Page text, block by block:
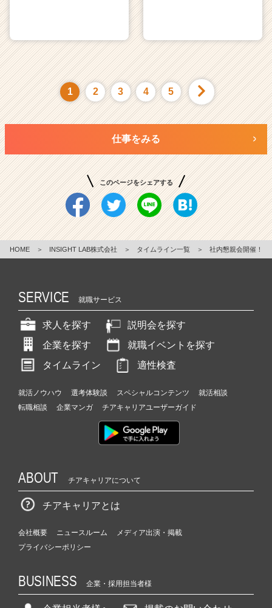
1 2 3 4 5
仕事をみる
このページをシェアする
HOME ＞ INSIGHT LAB株式会社 ＞ タイムライン一覧 ＞ 社内懇親会開催！
SERVICE 就職サービス
求人を探す
説明会を探す
企業を探す
就職イベントを探す
タイムライン
適性検査
就活ノウハウ 選考体験談 スペシャルコンテンツ
就活相談
転職相談
企業マンガ チアキャリアユーザーガイド
ABOUT チアキャリアについて
チアキャリアとは
会社概要 ニュースルーム
メディア出演・掲載
プライバシーポリシー
BUSINESS 企業・採用担当者様